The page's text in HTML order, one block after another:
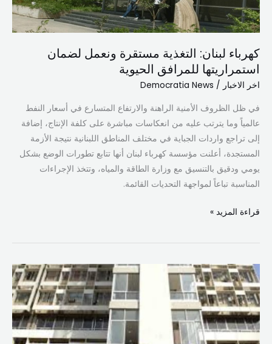
كهرباء لبنان: التغذية مستقرة ونعمل لضمان
استمراريتها للمرافق الحيوية
اخر الاخبار /
Democratia News
في ظل الظروف الأمنية الراهنة والارتفاع المتسارع في أسعار النفط
عالمياً وما يترتب عليه من انعكاسات مباشرة على كلفة الإنتاج، إضافة
إلى تراجع واردات الجباية في مختلف المناطق اللبنانية نتيجة الأزمة
المستجدة، أعلنت مؤسسة كهرباء لبنان أنها تتابع تطورات الوضع بشكل
يومي ودقيق بالتنسيق مع وزارة الطاقة والمياه، وتتخذ الإجراءات
المناسبة تباعاً لمواجهة التحديات القائمة.
للمرافق
الحيوية
قراءة المزيد »
كهرباء
لبنان
تنفذ
حملة
نزع